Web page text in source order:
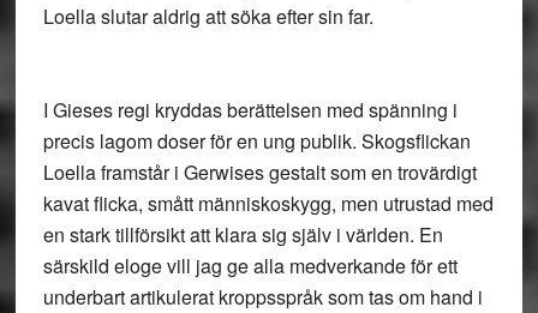
Loella slutar aldrig att söka efter sin far.
I Gieses regi kryddas berättelsen med spänning i
precis lagom doser för en ung publik. Skogsflickan
Loella framstår i Gerwises gestalt som en trovärdigt
kavat flicka, smått människoskygg, men utrustad med
en stark tillförsikt att klara sig själv i världen. En
särskild eloge vill jag ge alla medverkande för ett
underbart artikulerat kroppsspråk som tas om hand i